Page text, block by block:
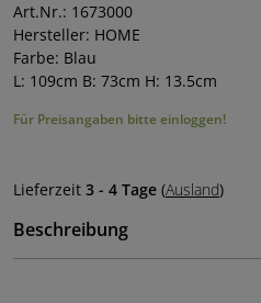
Art.Nr.: 1673000
Hersteller: HOME
Farbe: Blau
L: 109cm B: 73cm H: 13.5cm
Für Preisangaben bitte einloggen!
Lieferzeit 3 - 4 Tage (Ausland)
Beschreibung